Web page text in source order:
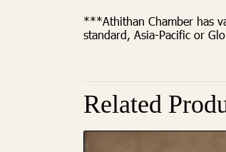
***Athithan Chamber has
standard, Asia-Pacific or
Related